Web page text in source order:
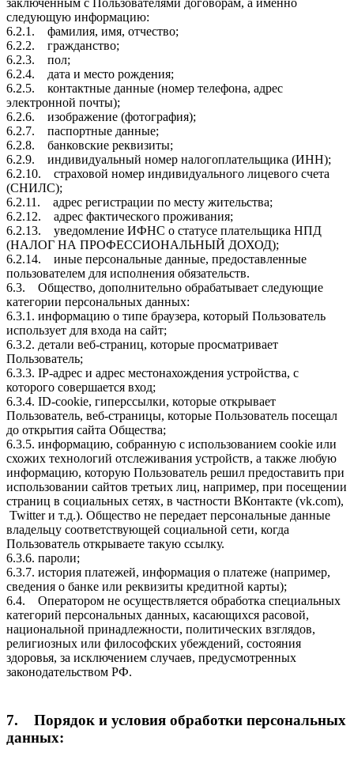
следующую информацию:
6.2.1. фамилия, имя, отчество;
6.2.2. гражданство;
6.2.3. пол;
6.2.4. дата и место рождения;
6.2.5. контактные данные (номер телефона, адрес
электронной почты);
6.2.6. изображение (фотография);
6.2.7. паспортные данные;
6.2.8. банковские реквизиты;
6.2.9. индивидуальный номер налогоплательщика (ИНН);
6.2.10. страховой номер индивидуального лицевого счета
(СНИЛС);
6.2.11. адрес регистрации по месту жительства;
6.2.12. адрес фактического проживания;
6.2.13. уведомление ИФНС о статусе плательщика НПД
(НАЛОГ НА ПРОФЕССИОНАЛЬНЫЙ ДОХОД);
6.2.14. иные персональные данные, предоставленные
пользователем для исполнения обязательств.
6.3. Общество, дополнительно обрабатывает следующие
категории персональных данных:
6.3.1. информацию о типе браузера, который Пользователь
использует для входа на сайт;
6.3.2. детали веб-страниц, которые просматривает
Пользователь;
6.3.3. IP-адрес и адрес местонахождения устройства, с
которого совершается вход;
6.3.4. ID-cookie, гиперссылки, которые открывает
Пользователь, веб-страницы, которые Пользователь посещал
до открытия сайта Общества;
6.3.5. информацию, собранную с использованием cookie или
схожих технологий отслеживания устройств, а также любую
информацию, которую Пользователь решил предоставить при
использовании сайтов третьих лиц, например, при посещении
страниц в социальных сетях, в частности ВКонтакте (vk.com),
Twitter и т.д.). Общество не передает персональные данные
владельцу соответствующей социальной сети, когда
Пользователь открываете такую ссылку.
6.3.6. пароли;
6.3.7. история платежей, информация о платеже (например,
сведения о банке или реквизиты кредитной карты);
6.4. Оператором не осуществляется обработка специальных
категорий персональных данных, касающихся расовой,
национальной принадлежности, политических взглядов,
религиозных или философских убеждений, состояния
здоровья, за исключением случаев, предусмотренных
законодательством РФ.
7. Порядок и условия обработки персональных
данных: